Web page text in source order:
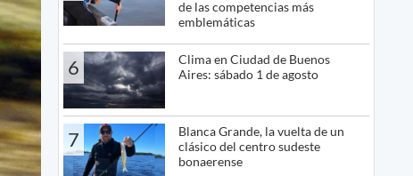
de las competencias más
emblemáticas
6
Clima en Ciudad de Buenos
Aires: sábado 1 de agosto
7
Blanca Grande, la vuelta de un
clásico del centro sudeste
bonaerense